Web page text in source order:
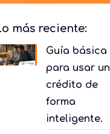
más reciente:
Guía básica
para usar un
crédito de
forma
inteligente.